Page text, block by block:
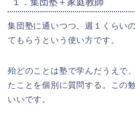
１．集団塾＋家庭教師
集団塾に通いつつ、週１くらい
てもらうという使い方です。
殆どのことは塾で学んだうえで
たことを個別に質問する。この
いいです。